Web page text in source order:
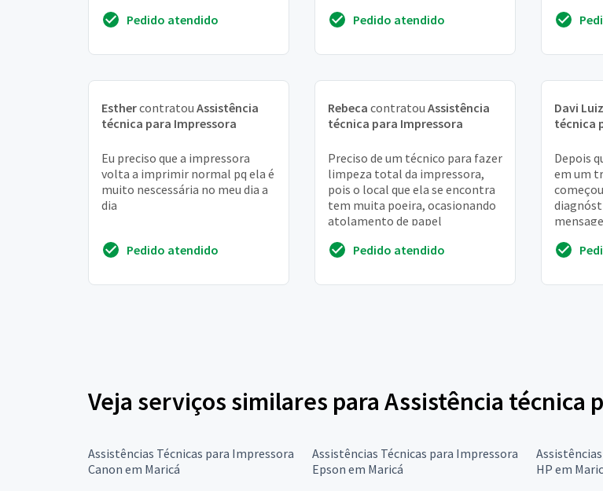
acredito ...
Pedido atendido
Pedido atendido
Esthercontratou Assistência
técnica para Impressora
Eu preciso que a impressora
volta a imprimir normal pq ela é
muito nescessária no meu dia a
dia
Pedido atendido
Rebeca contratou Assistência
técnica para Impressora
Preciso de um técnico para fazer
limpeza total da impressora,
pois o local que ela se encontra
tem muita poeira, ocasionando
atolamento de papel
Pedido atendido
Davi Luiz
técnica
Depois
em um
reinicia,
Veja serviços similares para Assistência técnica
Assistências Técnicas para Impressora
Canon em Maricá
Assistências Técnicas para Impressora
Epson em Maricá
HP em